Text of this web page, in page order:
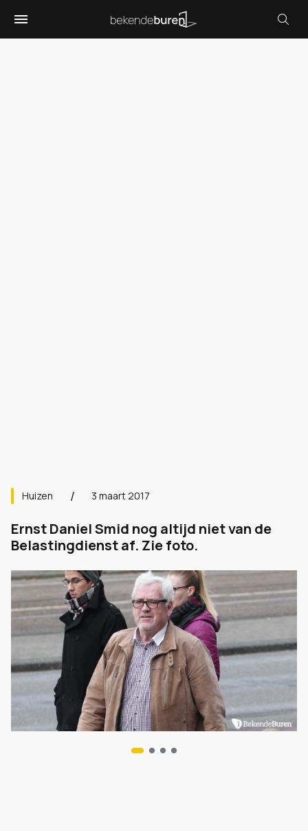
Huizen 3 maart 2017
Ernst Daniel Smid nog altijd niet van de
Belastingdienst af. Zie foto.